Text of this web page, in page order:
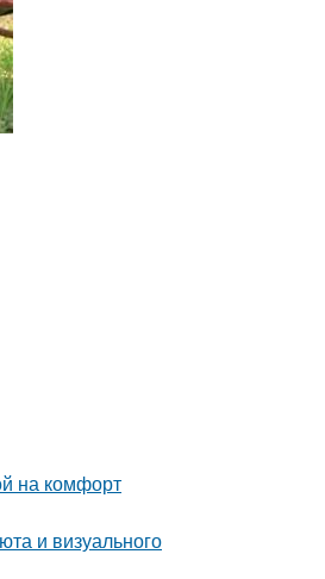
на комфорт
и визуального